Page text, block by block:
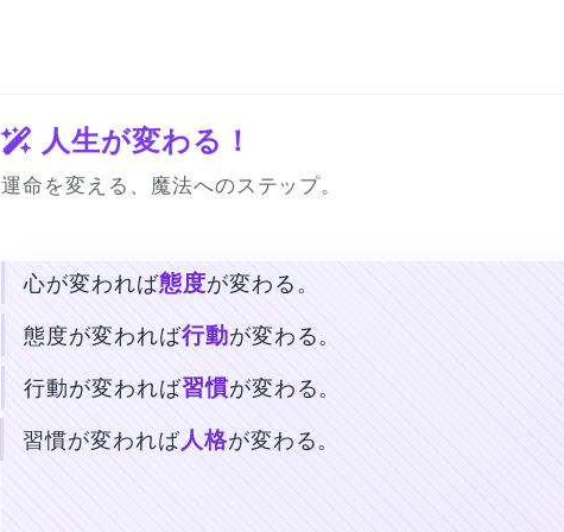
人生が変わる！
運命を変える、魔法へのステップ。
心が変われば態度が変わる。
態度が変われば行動が変わる。
行動が変われば習慣が変わる。
習慣が変われば人格が変わる。